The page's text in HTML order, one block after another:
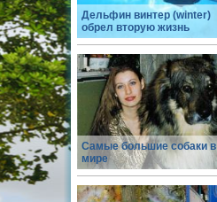
Дельфин винтер (winter)
обрел вторую жизнь
Самые большие собаки в
мире